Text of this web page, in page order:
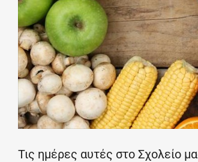
Τις ημέρες αυτές στο Σχολείο